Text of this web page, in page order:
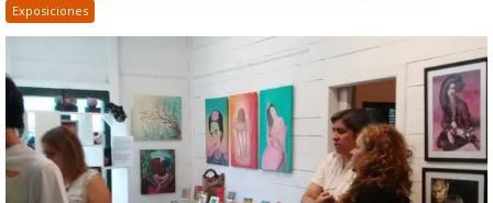
Exposiciones